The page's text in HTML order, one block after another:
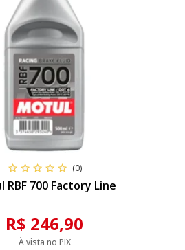
(0)
RBF 700 Factory Line
R$ 246,90
À vista no PIX